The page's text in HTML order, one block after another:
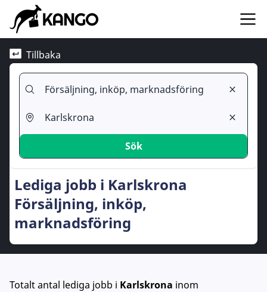
Tillbaka
Sök
Lediga jobb i Karlskrona
Försäljning, inköp,
marknadsföring
Totalt antal lediga jobb i Karlskrona inom